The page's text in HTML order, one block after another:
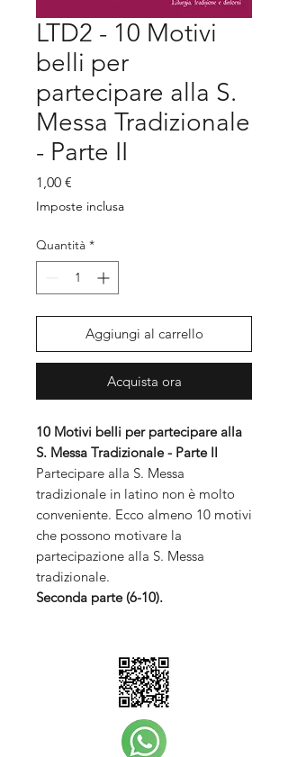
LTD2 - 10 Motivi
belli per
partecipare alla S.
Messa Tradizionale
- Parte II
1,00 €
Imposte inclusa
Quantità *
Aggiungi al carrello
Acquista ora
10 Motivi belli per partecipare alla
S. Messa Tradizionale - Parte II
Partecipare alla S. Messa
tradizionale in latino non è molto
conveniente. Ecco almeno 10 motivi
che possono motivare la
partecipazione alla S. Messa
tradizionale.
Seconda parte (6-10).